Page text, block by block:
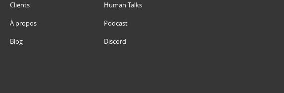
Clients
À propos
Blog
Human Talks
Podcast
Discord